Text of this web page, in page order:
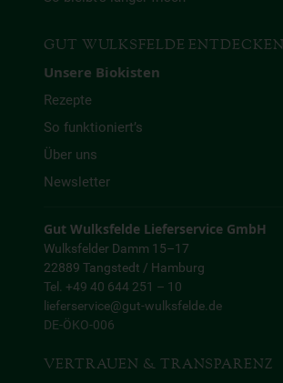
GUT WULKSFELDE ENTDECKEN
Unsere Biokisten
Rezepte
So funktioniert’s
Über uns
Newsletter
Gut Wulksfelde Lieferservice GmbH
Wulksfelder Damm 15–17
22889 Tangstedt / Hamburg
Tel. +49 40 644 251 – 10
lieferservice@gut-wulksfelde.de
DE-ÖKO-006
VERTRAUEN & TRANSPARENZ